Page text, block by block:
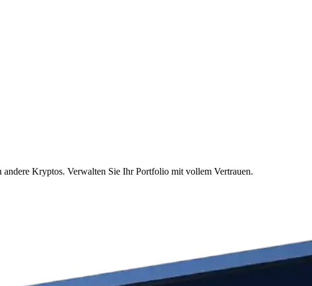
Kryptos. Verwalten Sie Ihr Portfolio mit vollem Vertrauen.